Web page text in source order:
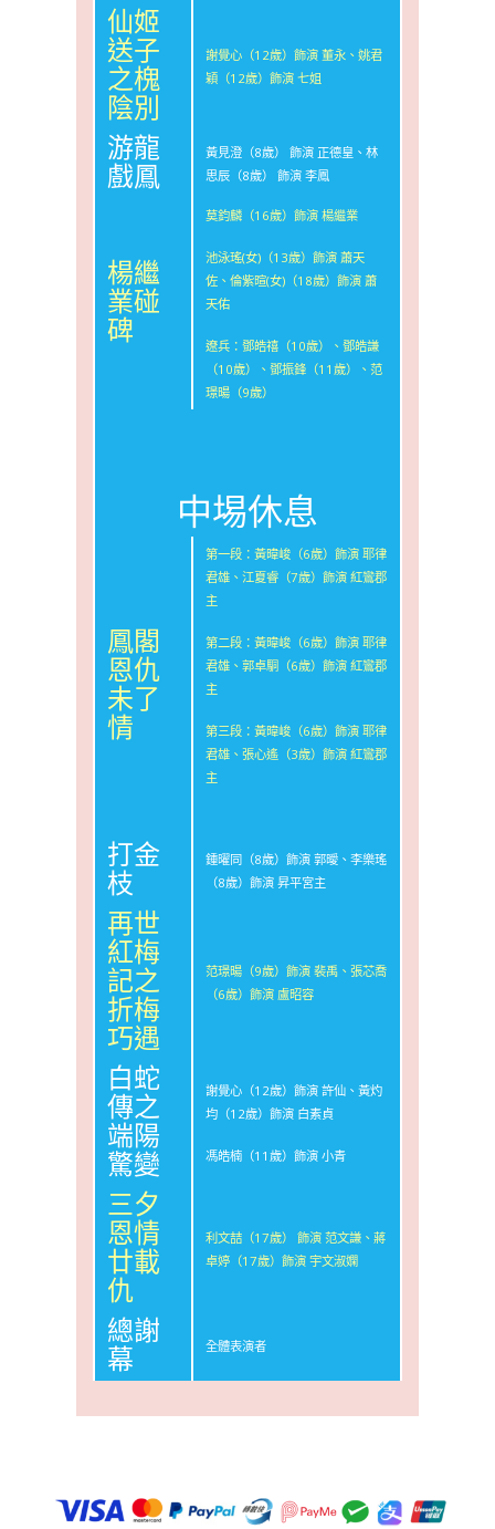
仙姬
送子
之槐
陰別
謝覺心（12歲）飾演 董永、姚君
穎（12歲）飾演 七姐
游龍
戲鳳
黃見澄（8歲） 飾演 正德皇、林
思辰（8歲） 飾演 李鳳
楊繼
業碰
碑
莫鈞麟（16歲）飾演 楊繼業
池泳瑤(女)（13歲）飾演 蕭天
佐、倫紫暄(女)（18歲）飾演 蕭
天佑
遼兵：鄧皓禧（10歲）、鄧皓謙
（10歲）、鄧振鋒（11歲）、范
璟暘（9歲）
中埸休息
鳳閣
恩仇
未了
情
第一段：黃暐峻（6歲）飾演 耶律
君雄、江夏睿（7歲）飾演 紅鸞郡
主
第二段：黃暐峻（6歲）飾演 耶律
君雄、郭卓駧（6歲）飾演 紅鸞郡
主
第三段：黃暐峻（6歲）飾演 耶律
君雄、張心遙（3歲）飾演 紅鸞郡
主
打金
枝
鍾曜同（8歲）飾演 郭曖、李樂瑤
（8歲）飾演 昇平宮主
再世
紅梅
記之
折梅
巧遇
范璟暘（9歲）飾演 裴禹、張芯喬
（6歲）飾演 盧昭容
白蛇
傳之
端陽
驚變
謝覺心（12歲）飾演 許仙、黃灼
均（12歲）飾演 白素貞
馮皓楠（11歲）飾演 小青
三夕
恩情
廿載
仇
利文喆（17歲） 飾演 范文謙、蔣
卓婷（17歲）飾演 宇文淑嫻
總謝
幕 全體表演者